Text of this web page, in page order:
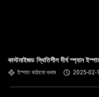
কাস্টমাইজড স্থিতিশীল দীর্ঘ স্প্যান
ইস্পাত কাঠামো গুদাম 2025-02-